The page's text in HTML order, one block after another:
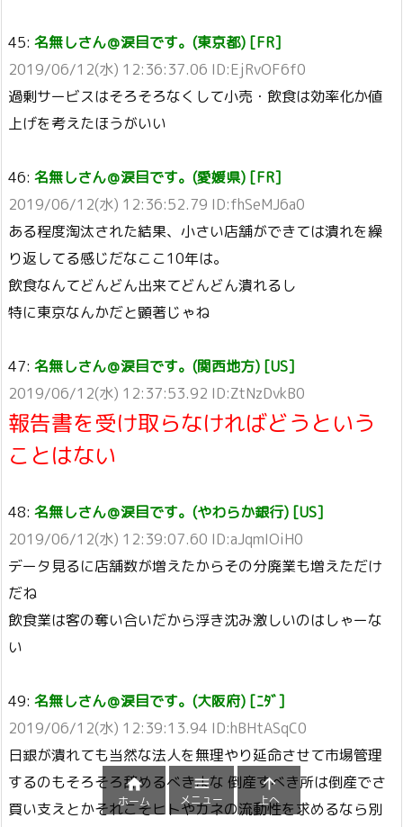
45: 名無しさん＠涙目です。(東京都) [FR]
2019/06/12(水) 12:36:37.06 ID:EjRvOF6f0
過剰サービスはそろそろなくして小売・飲食は効率化か値
上げを考えたほうがいい
46: 名無しさん＠涙目です。(愛媛県) [FR]
2019/06/12(水) 12:36:52.79 ID:fhSeMJ6a0
ある程度淘汰された結果、小さい店舗ができては潰れを繰
り返してる感じだなここ10年は。
飲食なんてどんどん出来てどんどん潰れるし
特に東京なんかだと顕著じゃね
47: 名無しさん＠涙目です。(関西地方) [US]
2019/06/12(水) 12:37:53.92 ID:ZtNzDvkB0
報告書を受け取らなければどうという
ことはない
48: 名無しさん＠涙目です。(やわらか銀行) [US]
2019/06/12(水) 12:39:07.60 ID:aJqmIOiH0
データ見るに店舗数が増えたからその分廃業も増えただけ
だね
飲食業は客の奪い合いだから浮き沈み激しいのはしゃーな
い
49: 名無しさん＠涙目です。(大阪府) [ﾆﾀﾞ]
2019/06/12(水) 12:39:13.94 ID:hBHtASqC0
日銀が潰れても当然な法人を無理やり延命させて市場管理
するのもそろそろ辞めるべきよな 倒産すべき所は倒産でさ
買い支えとかそれこそヒトやカネの流動性を求めるなら別

ホーム

メニュー

上へ